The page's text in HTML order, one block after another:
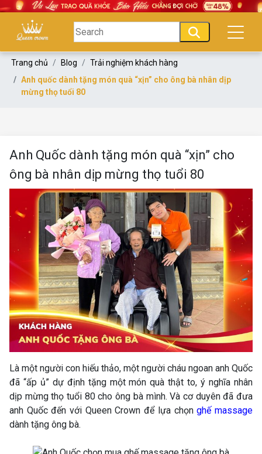
Trang chủ Blog
Trải nghiệm khách hàng
Anh quốc dành tặng món quà “xịn” cho ông bà nhân dịp
mừng thọ tuổi 80
Anh Quốc dành tặng món quà “xịn” cho
ông bà nhân dịp mừng thọ tuổi 80
Là một người con hiếu thảo, một người cháu ngoan anh Quốc
đã “ấp ủ” dự định tặng một món quà thật to, ý nghĩa nhân
dịp mừng thọ tuổi 80 cho ông bà mình. Và cơ duyên đã đưa
anh Quốc đến với Queen Crown để lựa chọnghế massage
dành tặng ông bà.